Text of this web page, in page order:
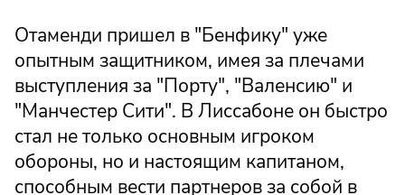
Отаменди пришел в "Бенфику" уже
опытным защитником, имея за плечами
выступления за "Порту", "Валенсию" и
"Манчестер Сити". В Лиссабоне он быстро
стал не только основным игроком
обороны, но и настоящим капитаном,
способным вести партнеров за собой в